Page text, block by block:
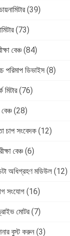
(39)
(73)
বেঞ্চ (84)
পরিমাপ ডিভাইস (8)
মিটার (76)
(28)
চাপ সংবেদক (12)
বেঞ্চ (6)
অধিগ্রহণ মডিউল (12)
সংযোগ (16)
মোটর (7)
বুস্ট করুন (3)